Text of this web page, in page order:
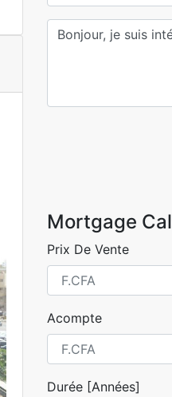
Mortgage
Prix De Vente
Acompte
Durée [Années]